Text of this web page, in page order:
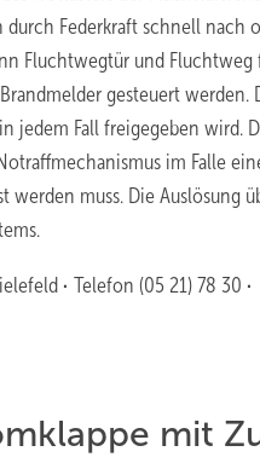
durch Federkraft schnell
Fluchtwegtür und
gesteuert
jedem Fall freigegeben wird.
im Falle
werden muss. Die
· Telefon (05 21) 78 30 ·
mit